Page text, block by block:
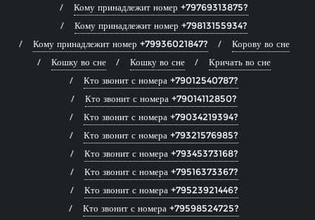
Кому принадлежит номер +79769313875?
Кому принадлежит номер +79813155934?
Кому принадлежит номер +79936021847?
Корову во сне
Кошку во сне
Кошку во сне
Кричать во сне
Кто звонит с номера +79012540787?
Кто звонит с номера +79014112850?
Кто звонит с номера +79034219394?
Кто звонит с номера +79321576985?
Кто звонит с номера +79345373168?
Кто звонит с номера +79516373367?
Кто звонит с номера +79523921446?
Кто звонит с номера +79598524725?